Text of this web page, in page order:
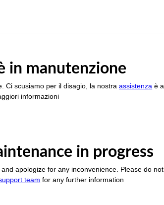
in manutenzione
Ci scusiamo per il disagio, la nostraassistenza è a
informazioni
in progress
apologize for any inconvenience. Please do not
team for any further information